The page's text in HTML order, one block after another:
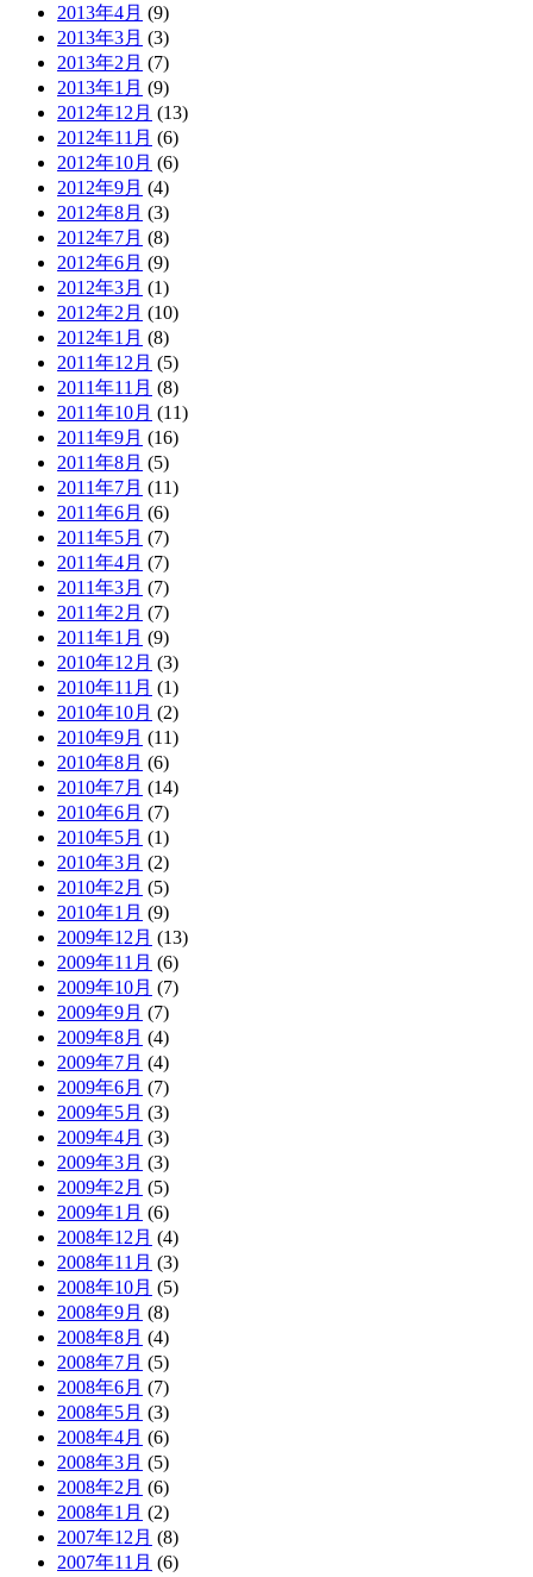
2013年4月 (9)
2013年3月 (3)
2013年2月 (7)
2013年1月 (9)
2012年12月 (13)
2012年11月 (6)
2012年10月 (6)
2012年9月 (4)
2012年8月 (3)
2012年7月 (8)
2012年6月 (9)
2012年3月 (1)
2012年2月 (10)
2012年1月 (8)
2011年12月 (5)
2011年11月 (8)
2011年10月 (11)
2011年9月 (16)
2011年8月 (5)
2011年7月 (11)
2011年6月 (6)
2011年5月 (7)
2011年4月 (7)
2011年3月 (7)
2011年2月 (7)
2011年1月 (9)
2010年12月 (3)
2010年11月 (1)
2010年10月 (2)
2010年9月 (11)
2010年8月 (6)
2010年7月 (14)
2010年6月 (7)
2010年5月 (1)
2010年3月 (2)
2010年2月 (5)
2010年1月 (9)
2009年12月 (13)
2009年11月 (6)
2009年10月 (7)
2009年9月 (7)
2009年8月 (4)
2009年7月 (4)
2009年6月 (7)
2009年5月 (3)
2009年4月 (3)
2009年3月 (3)
2009年2月 (5)
2009年1月 (6)
2008年12月 (4)
2008年11月 (3)
2008年10月 (5)
2008年9月 (8)
2008年8月 (4)
2008年7月 (5)
2008年6月 (7)
2008年5月 (3)
2008年4月 (6)
2008年3月 (5)
2008年2月 (6)
2008年1月 (2)
2007年12月 (8)
2007年11月 (6)